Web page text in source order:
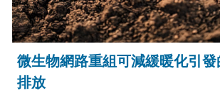
微生物網路重組可減緩暖化引
排放